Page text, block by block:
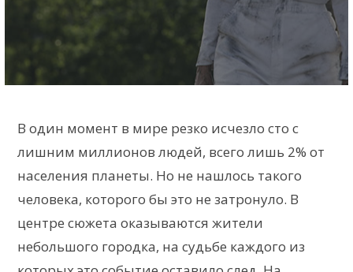
В один момент в мире резко исчезло сто с
лишним миллионов людей, всего лишь 2% от
населения планеты. Но не нашлось такого
человека, которого бы это не затронуло. В
центре сюжета оказываются жители
небольшого городка, на судьбе каждого из